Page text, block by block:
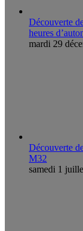
Découverte
heures
mardi 29
Découverte
M32
samedi 1